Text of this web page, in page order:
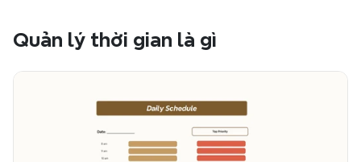
Quản lý thời gian là gì